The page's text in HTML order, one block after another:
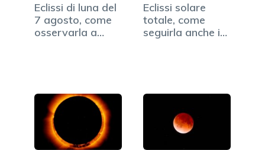
Eclissi di luna del
7 agosto, come
osservarla a
Eclissi solare
totale, come
seguirla anche in